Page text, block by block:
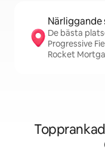
De bästa
Progressive
Rocket